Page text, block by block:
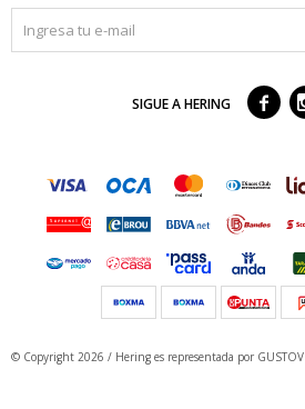
SIGUE A HERING 
© Copyright 2026 / Hering es representada por